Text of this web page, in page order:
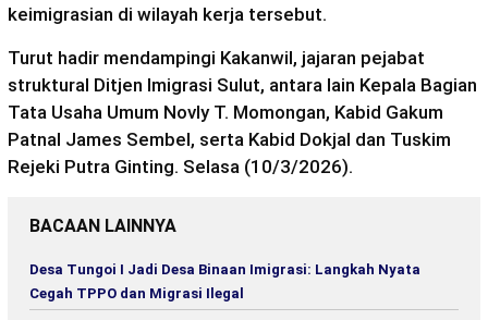
keimigrasian di wilayah kerja tersebut.
Turut hadir mendampingi Kakanwil, jajaran pejabat
struktural Ditjen Imigrasi Sulut, antara lain Kepala Bagian
Tata Usaha Umum Novly T. Momongan, Kabid Gakum
Patnal James Sembel, serta Kabid Dokjal dan Tuskim
Rejeki Putra Ginting. Selasa (10/3/2026).
BACAAN LAINNYA
Desa Tungoi I Jadi Desa Binaan Imigrasi: Langkah Nyata
Cegah TPPO dan Migrasi Ilegal